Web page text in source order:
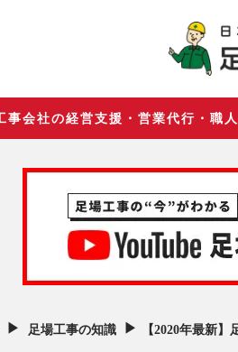
事会社の経営支援・営業代行・
▶︎ 足場工事の知識 ▶︎ 【2020年最新